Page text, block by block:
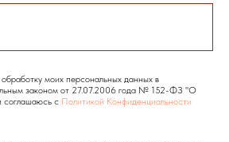
моих персональных данных в
законом от 27.07.2006 года № 152-ФЗ "О
соглашаюсь с Политикой Конфиденциальности